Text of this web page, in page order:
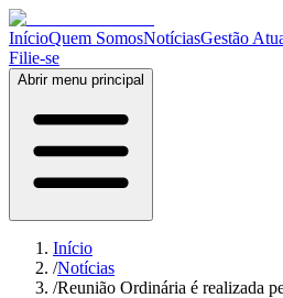
InícioQuem SomosNotíciasGestão
Filie-se
Abrir menu principal
Início
/Notícias
/Reunião Ordinária é realizada